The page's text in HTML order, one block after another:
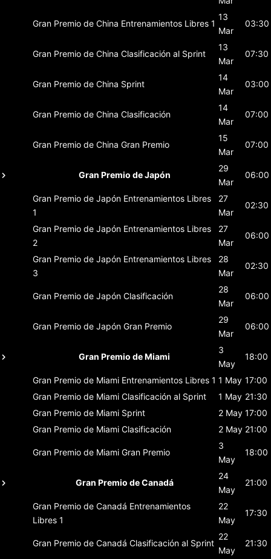
Gran Premio de China Entrenamientos Libres 1
13
Mar
03:30
Gran Premio de China Clasificación al Sprint
13
Mar
07:30
Gran Premio de China Sprint
14
Mar
03:00
Gran Premio de China Clasificación
14
Mar
07:00
Gran Premio de China Gran Premio
15
Mar
07:00
Gran Premio de Japón
29
Mar
06:00
Gran Premio de Japón Entrenamientos Libres
1
27
Mar
02:30
Gran Premio de Japón Entrenamientos Libres
2
27
Mar
06:00
Gran Premio de Japón Entrenamientos Libres
3
28
Mar
02:30
Gran Premio de Japón Clasificación
28
Mar
06:00
Gran Premio de Japón Gran Premio
29
Mar
06:00
Gran Premio de Miami
3
May
18:00
Gran Premio de Miami Entrenamientos Libres 1 1 May 17:00
Gran Premio de Miami Clasificación al Sprint 1 May 21:30
Gran Premio de Miami Sprint 2 May 17:00
Gran Premio de Miami Clasificación 2 May 21:00
Gran Premio de Miami Gran Premio
3
May
18:00
Gran Premio de Canadá
24
May
21:00
Gran Premio de Canadá Entrenamientos
Libres 1
22
May
17:30
Gran Premio de Canadá Clasificación al Sprint
22
May
21:30